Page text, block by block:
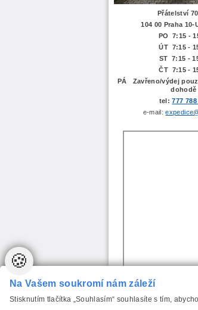
Přátelství
104 00 Praha 10-
PO 7:15 -
ÚT 7:15 -
ST 7:15 -
ČT 7:15 -
PÁ Zavřeno/výdej
dohodě
tel:777 788
e-mail:
🍪
Na Vašem soukromí nám záleží
Stisknutím tlačítka „Souhlasím“ souhlasíte s tím,